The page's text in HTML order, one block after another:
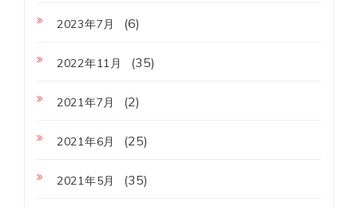
2023年7月 (6)
2022年11月 (35)
2021年7月 (2)
2021年6月 (25)
2021年5月 (35)